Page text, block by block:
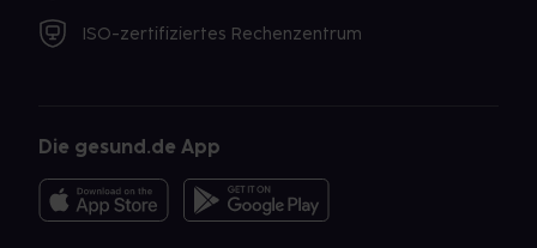
ISO-zertifiziertes Rechenzentrum
Die gesund.de App